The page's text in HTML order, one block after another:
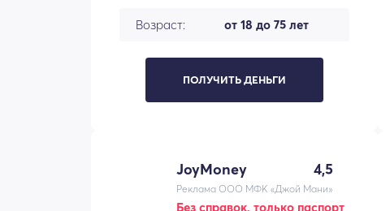
Возраст: от 18 до 75 лет
ПОЛУЧИТЬ ДЕНЬГИ
JoyMoney 4,5
Реклама ООО МФК «Джой Мани»
Без справок, только паспорт